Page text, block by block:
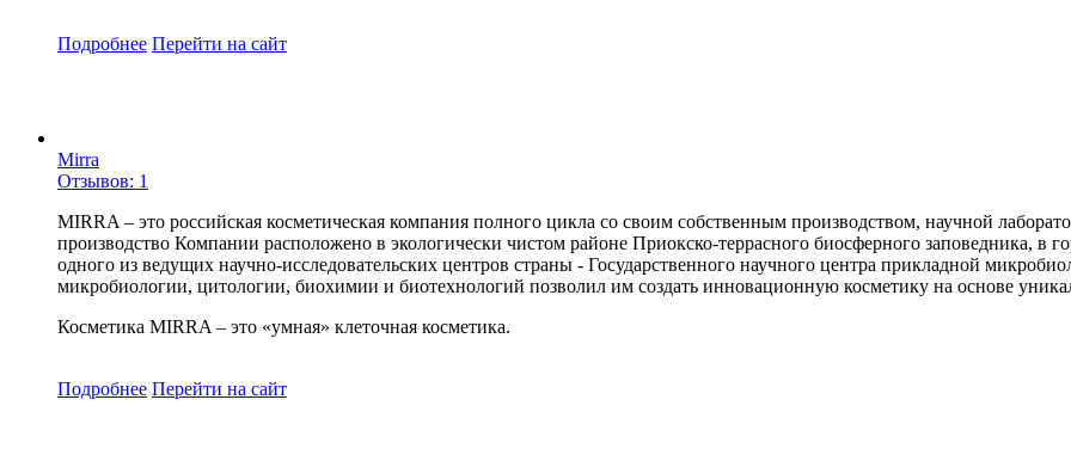
Подробнее Перейти на сайт
Mirra
Отзывов: 1
MIRRA – это российская косметическая компания полного цикла со своим собственным производством, научной
производство Компании расположено в экологически чистом районе Приокско-террасного биосферного заповедника, в
одного из ведущих научно-исследовательских центров страны - Государственного научного центра прикладной
микробиологии, цитологии, биохимии и биотехнологий позволил им создать инновационную косметику на основе
Косметика MIRRA – это «умная» клеточная косметика.
Подробнее Перейти на сайт